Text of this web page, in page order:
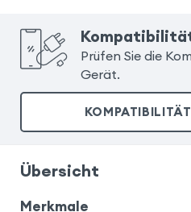
Prüfen Sie die
Gerät.
Übersicht
Merkmale